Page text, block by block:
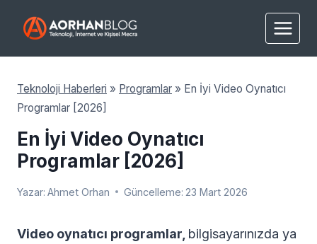
Teknoloji Haberleri » Programlar » En İyi Video Oynatıcı
Programlar [2026]
En İyi Video Oynatıcı
Programlar [2026]
Yazar: Ahmet Orhan Güncelleme: 23 Mart 2026
Video oynatıcı programlar bilgisayarınızda ya